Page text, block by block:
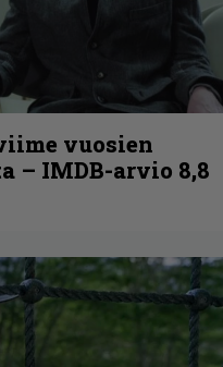
vuosien
– IMDB-arvio 8,8